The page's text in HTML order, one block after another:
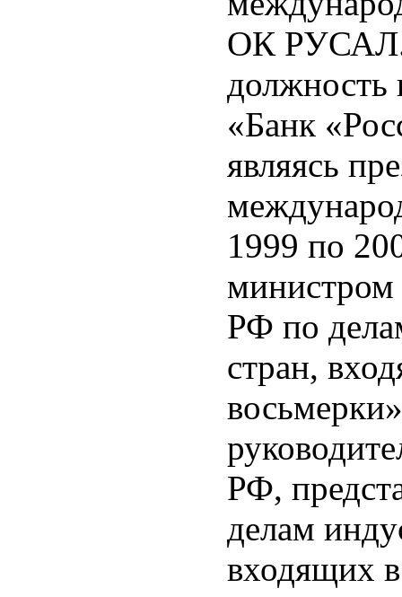
ОК РУСАЛ.
должность
«Банк
являясь
1999 по
министром
РФ по
стран,
РФ,
делам
входящих